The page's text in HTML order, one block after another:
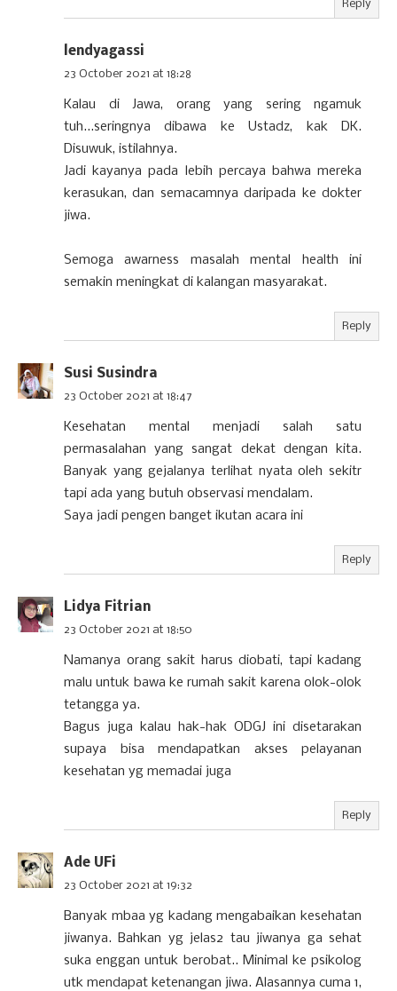
Reply
lendyagassi
23 October 2021 at 18:28
Kalau di Jawa, orang yang sering ngamuk
tuh...seringnya dibawa ke Ustadz, kak DK.
Disuwuk, istilahnya.
Jadi kayanya pada lebih percaya bahwa mereka
kerasukan, dan semacamnya daripada ke dokter
jiwa.
Semoga awarness masalah mental health ini
semakin meningkat di kalangan masyarakat.
Reply
Susi Susindra
23 October 2021 at 18:47
Kesehatan mental menjadi salah satu
permasalahan yang sangat dekat dengan kita.
Banyak yang gejalanya terlihat nyata oleh sekitr
tapi ada yang butuh observasi mendalam.
Saya jadi pengen banget ikutan acara ini
Reply
Lidya Fitrian
23 October 2021 at 18:50
Namanya orang sakit harus diobati, tapi kadang
malu untuk bawa ke rumah sakit karena olok-olok
tetangga ya.
Bagus juga kalau hak-hak ODGJ ini disetarakan
supaya bisa mendapatkan akses pelayanan
kesehatan yg memadai juga
Reply
Ade UFi
23 October 2021 at 19:32
Banyak mbaa yg kadang mengabaikan kesehatan
jiwanya. Bahkan yg jelas2 tau jiwanya ga sehat
suka enggan untuk berobat.. Minimal ke psikolog
utk mendapat ketenangan jiwa. Alasannya cuma 1,